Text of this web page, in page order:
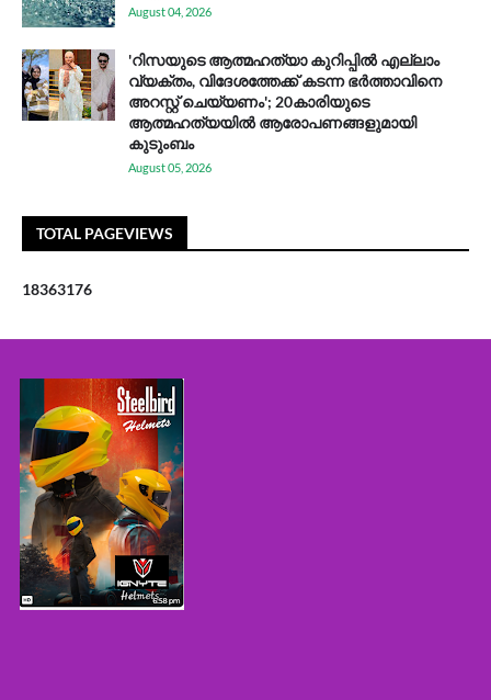
August 04, 2026
'റിസയുടെ ആത്മഹത്യാ കുറിപ്പിൽ എല്ലാം
വ്യക്തം, വിദേശത്തേക്ക് കടന്ന ഭർത്താവിനെ
അറസ്റ്റ് ചെയ്യണം'; 20കാരിയുടെ
ആത്മഹത്യയിൽ ആരോപണങ്ങളുമായി
കുടുംബം
August 05, 2026
TOTAL PAGEVIEWS
18363176